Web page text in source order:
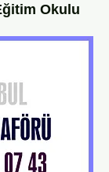
Okulu